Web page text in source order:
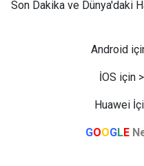
Son Dakika ve Dünya'daki
Android
İOS için
Huawei
GOOGLE